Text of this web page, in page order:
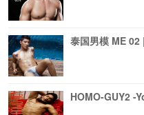
泰国男模 ME 02
HOMO-GUY2 -